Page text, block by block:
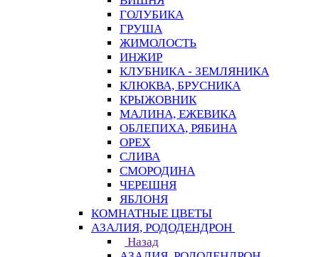
ГОЛУБИКА
ГРУША
ЖИМОЛОСТЬ
ИНЖИР
КЛУБНИКА - ЗЕМЛЯНИКА
КЛЮКВА, БРУСНИКА
КРЫЖОВНИК
МАЛИНА, ЕЖЕВИКА
ОБЛЕПИХА, РЯБИНА
ОРЕХ
СЛИВА
СМОРОДИНА
ЧЕРЕШНЯ
ЯБЛОНЯ
КОМНАТНЫЕ ЦВЕТЫ
АЗАЛИЯ, РОДОДЕНДРОН
Назад